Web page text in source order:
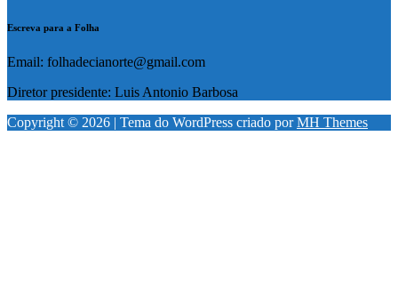
Escreva para a Folha
Email: folhadecianorte@gmail.com
Diretor presidente: Luis Antonio Barbosa
Copyright © 2026 | Tema do WordPress criado porMH Themes